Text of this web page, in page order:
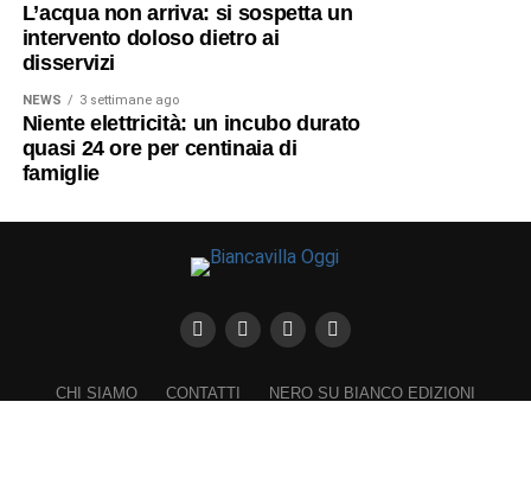
L’acqua non arriva: si sospetta un
intervento doloso dietro ai
disservizi
NEWS 3 settimane ago
Niente elettricità: un incubo durato
quasi 24 ore per centinaia di
famiglie
CHI SIAMO CONTATTI
NERO SU BIANCO EDIZIONI